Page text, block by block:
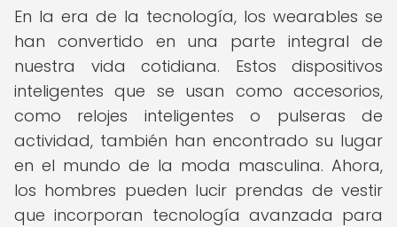
En la era de la tecnología, los wearables se
han convertido en una parte integral de
nuestra vida cotidiana. Estos dispositivos
inteligentes que se usan como accesorios,
como relojes inteligentes o pulseras de
actividad, también han encontrado su lugar
en el mundo de la moda masculina. Ahora,
los hombres pueden lucir prendas de vestir
que incorporan tecnología avanzada para